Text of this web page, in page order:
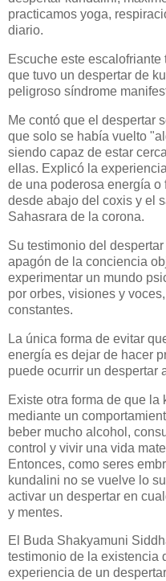
practicamos yoga,
diario.
Escuche este
que tuvo un despertar de
peligroso síndrome
Me contó que el despertar
que solo se había vuelto
siendo capaz de estar
ellas. Explicó la
de una poderosa energía
desde abajo del coxis y el
Sahasrara de la corona.
Su testimonio del
apagón de la conciencia
experimentar un mundo
por orbes, visiones y
constantes.
La única forma de evitar
energía es dejar de hacer
puede ocurrir un despertar
Existe otra forma de que
mediante un
beber mucho alcohol,
control y vivir una vida
Entonces, como seres
kundalini no se vuelve lo
activar un despertar en
y mentes.
El Buda Shakyamuni
testimonio de la existencia
experiencia de un